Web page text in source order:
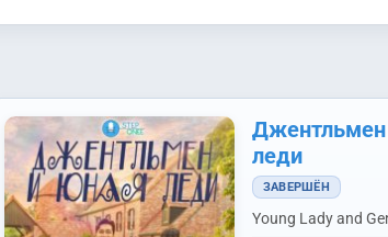
леди
ЗАВЕРШЁН
Young Lady and